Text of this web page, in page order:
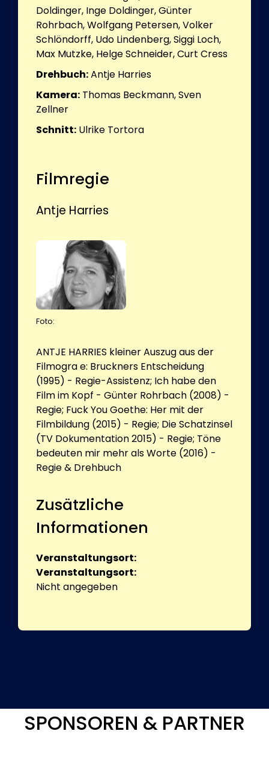
Doldinger, Inge Doldinger, Günter
Rohrbach, Wolfgang Petersen, Volker
Schlöndorff, Udo Lindenberg, Siggi Loch,
Max Mutzke, Helge Schneider, Curt Cress
Drehbuch:Antje Harries
Kamera: Thomas Beckmann, Sven
Zellner
Schnitt: Ulrike Tortora
Filmregie
Antje Harries
Foto:
ANTJE HARRIES kleiner Auszug aus der
Filmogra e: Bruckners Entscheidung
(1995) - Regie-Assistenz; Ich habe den
Film im Kopf - Günter Rohrbach (2008) -
Regie; Fuck You Goethe: Her mit der
Filmbildung (2015) - Regie; Die Schatzinsel
(TV Dokumentation 2015) - Regie; Töne
bedeuten mir mehr als Worte (2016) -
Regie & Drehbuch
Zusätzliche
Informationen
Veranstaltungsort:
Veranstaltungsort:
Nicht angegeben
SPONSOREN & PARTNER